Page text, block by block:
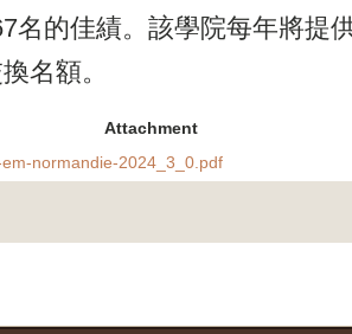
名的佳績。該學院每年將提
名額。
Attachment
normandie-2024_3_0.pdf